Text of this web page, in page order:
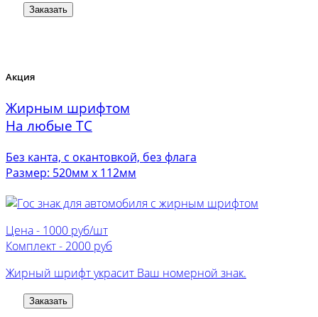
Заказать
Акция
Жирным шрифтом
На любые ТС
Без канта, с окантовкой, без флага
Размер: 520мм х 112мм
Цена - 1000 руб/шт
Комплект - 2000 руб
Жирный шрифт украсит Ваш номерной знак.
Заказать